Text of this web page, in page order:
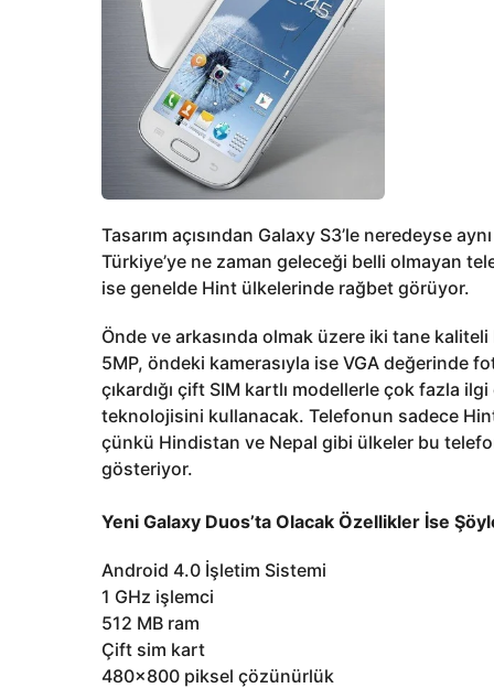
Tasarım açısından Galaxy S3’le neredeyse
Türkiye’ye ne zaman geleceği belli olmayan
ise genelde Hint ülkelerinde rağbet görüyor.
Önde ve arkasında olmak üzere iki tane
5MP, öndeki kamerasıyla ise VGA değerinde
çıkardığı çift SIM kartlı modellerle çok fazla
teknolojisini kullanacak. Telefonun sadece Hint
çünkü Hindistan ve Nepal gibi ülkeler bu
gösteriyor.
Yeni Galaxy Duos’ta Olacak Özellikler İse
Android 4.0 İşletim Sistemi
1 GHz işlemci
512 MB ram
Çift sim kart
480×800 piksel çözünürlük